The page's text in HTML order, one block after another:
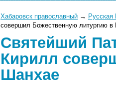
Хабаровск православный →
совершил Божественную литургию в
Святейший
Кирилл
Шанхае